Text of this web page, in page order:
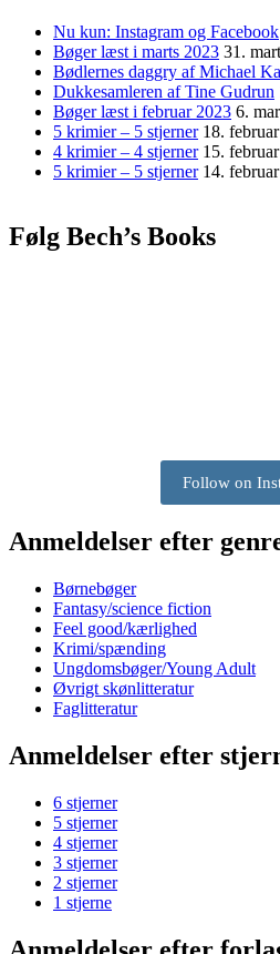
Nu kun: Instagram og Facebook
Bøger læst i marts 2023 31.
Bødlernes daggry af Michael
Dukkesamleren af Tine Gudrun
Bøger læst i februar 2023 6.
5 krimier – 5 stjerner 18.
4 krimier – 4 stjerner 15.
5 krimier – 5 stjerner 14.
Følg Bech’s Books
Follow on
Anmeldelser efter
Børnebøger
Fantasy/science fiction
Feel good/kærlighed
Krimi/spænding
Ungdomsbøger/Young Adult
Øvrigt skønlitteratur
Faglitteratur
Anmeldelser efter
6 stjerner
5 stjerner
4 stjerner
3 stjerner
2 stjerner
1 stjerne